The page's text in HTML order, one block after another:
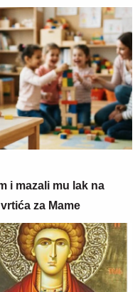
i mazali mu lak na
za Mame